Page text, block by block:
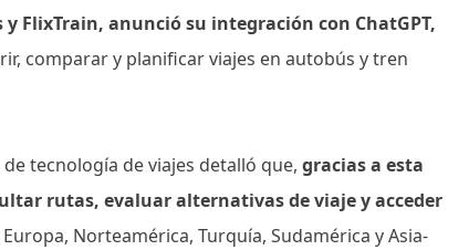
FlixTrain, anunció su integración con ChatGPT,
comparar y planificar viajes en autobús y tren
tecnología de viajes detalló que,gracias a esta
rutas, evaluar alternativas de viaje y acceder
Norteamérica, Turquía, Sudamérica y Asia-